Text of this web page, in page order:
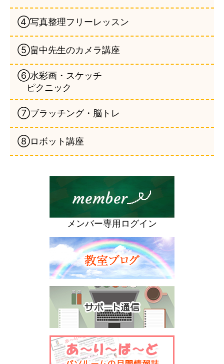
④写真整理フリーレッスン
⑤畠中先生のカメラ講座
⑥水彩画・スケッチ
ピクニック
⑦ブラッチング・脳トレ
⑧ロボット講座
メンバー専用ログイン